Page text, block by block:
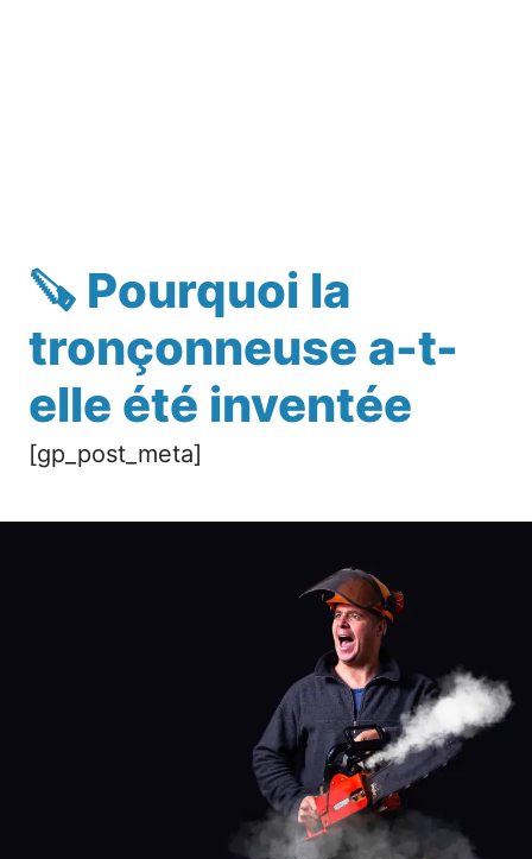
🪚 Pourquoi la
tronçonneuse a-t-
elle été inventée
[gp_post_meta]